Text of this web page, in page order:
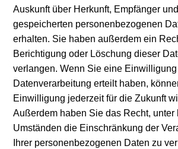
Auskunft über Herkunft, Empfänger
gespeicherten personenbezogenen
erhalten. Sie haben außerdem ein
Berichtigung oder Löschung dieser
verlangen. Wenn Sie eine
Datenverarbeitung erteilt haben,
Einwilligung jederzeit für die Zukunft
Außerdem haben Sie das Recht, unter
Umständen die Einschränkung der
Ihrer personenbezogenen Daten zu